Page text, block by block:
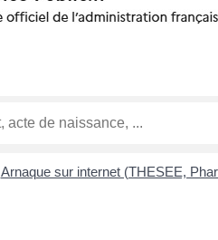
Arnaque sur internet (THESEE,